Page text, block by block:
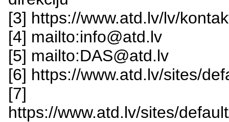
[3] https://www.atd.lv/lv/
[4] mailto:info@atd.lv
[5] mailto:DAS@atd.lv
[6] https://www.atd.lv/sites/
[7]
https://www.atd.lv/sites/